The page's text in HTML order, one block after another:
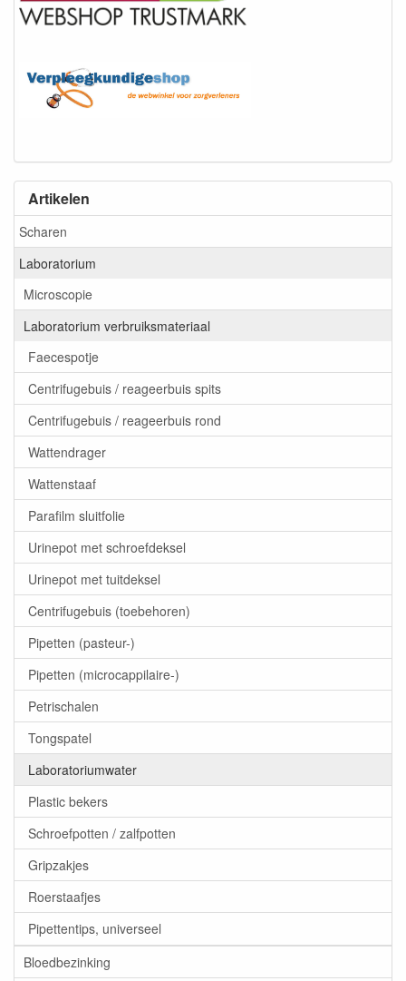
Artikelen
Scharen
Laboratorium
Microscopie
Laboratorium verbruiksmateriaal
Faecespotje
Centrifugebuis / reageerbuis spits
Centrifugebuis / reageerbuis rond
Wattendrager
Wattenstaaf
Parafilm sluitfolie
Urinepot met schroefdeksel
Urinepot met tuitdeksel
Centrifugebuis (toebehoren)
Pipetten (pasteur-)
Pipetten (microcappilaire-)
Petrischalen
Tongspatel
Laboratoriumwater
Plastic bekers
Schroefpotten / zalfpotten
Gripzakjes
Roerstaafjes
Pipettentips, universeel
Bloedbezinking